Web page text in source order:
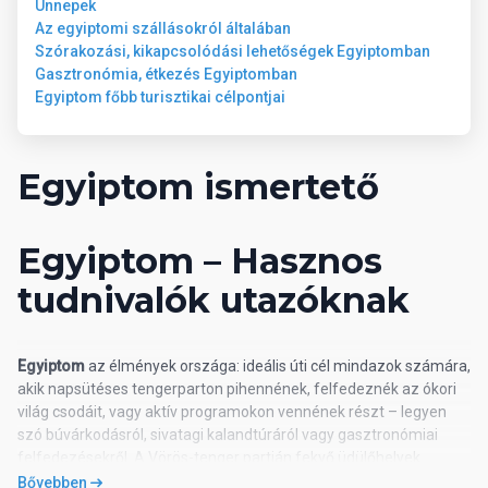
spa-központ
szauna
masszázs
szépségszalon
08 Ellátás
All Inclusive: minden étkezés büférendszerben, napközben
snack-ételek, kávé, tea és édes sütemények, helyi alkoholos
és alkoholmentes italok (az egyes bárok nyitvatartása
szerint). Az All Inclusive szállodák szolgáltatásai bizonyos
09 Szálláshely besorolás
Ünnepek
Az egyiptomi szállásokról általában
Szórakozási, kikapcsolódási lehetőségek Egyiptomban
Gasztronómia, étkezés Egyiptomban
Egyiptom főbb turisztikai célpontjai
Egyiptom ismertető
Egyiptom – Hasznos
tudnivalók utazóknak
Egyiptomaz élmények országa: ideális úti cél mindazok számára,
akik napsütéses tengerparton pihennének, felfedeznék az ókori
világ csodáit, vagy aktív programokon vennének részt – legyen
szó búvárkodásról, sivatagi kalandtúráról vagy gasztronómiai
(például Hurghada, Makadi Bay vagy Sharm el-Sheikh) egész
Bővebben